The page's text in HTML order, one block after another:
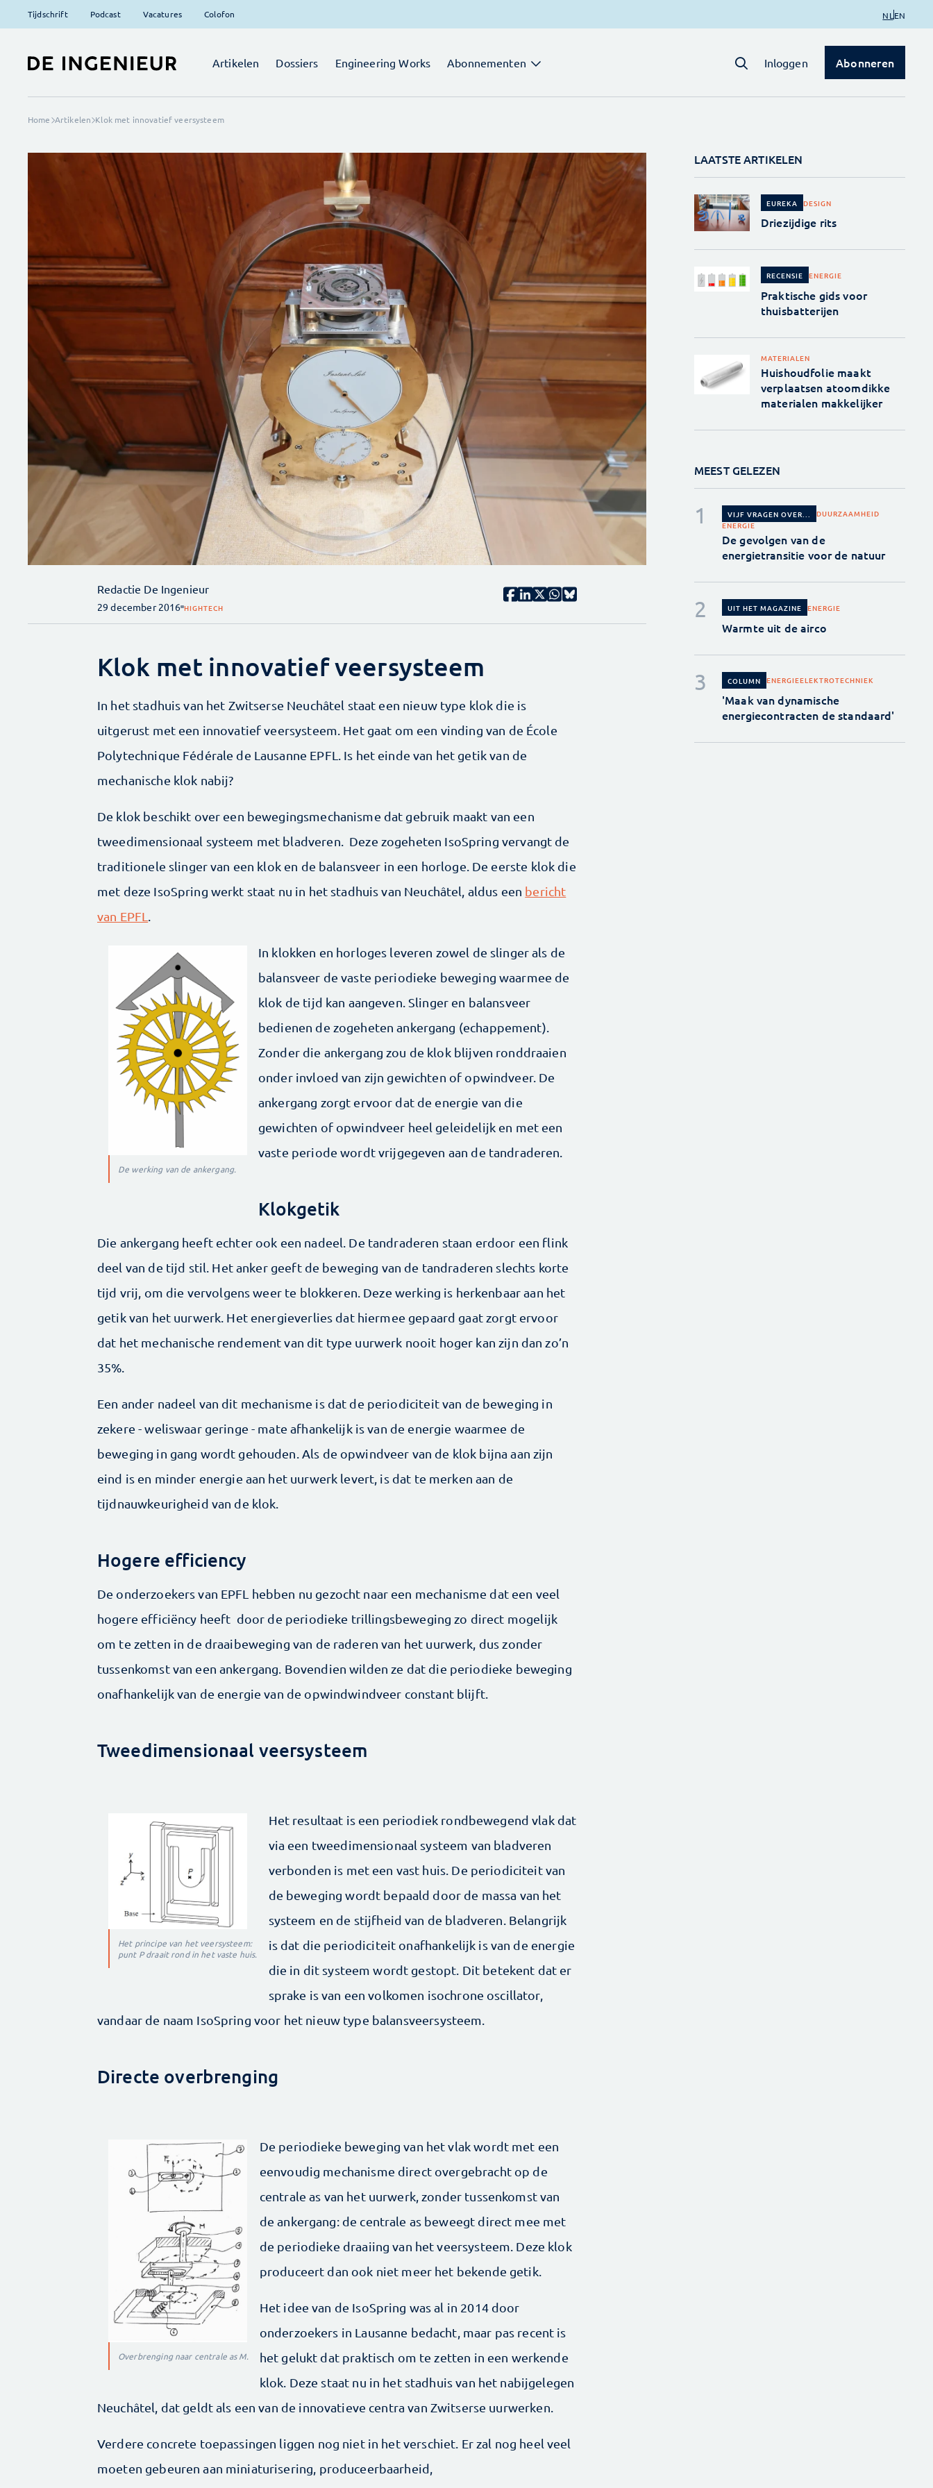
Tijdschrift Podcast Vacatures Colofon NL EN
Artikelen Dossiers Engineering Works Abonnementen Inloggen Abonneren
Home Artikelen Klok met innovatief veersysteem
Redactie De Ingenieur
29 december 2016 HIGHTECH
Klok met innovatief veersysteem
In het stadhuis van het Zwitserse Neuchâtel staat een nieuw type klok die is
uitgerust met een innovatief veersysteem. Het gaat om een vinding van de École
Polytechnique Fédérale de Lausanne EPFL. Is het einde van het getik van de
mechanische klok nabij?
De klok beschikt over een bewegingsmechanisme dat gebruik maakt van een
tweedimensionaal systeem met bladveren. Deze zogeheten IsoSpring vervangt de
traditionele slinger van een klok en de balansveer in een horloge. De eerste klok die
met deze IsoSpring werkt staat nu in het stadhuis van Neuchâtel, aldus een bericht
van EPFL
De werking van de ankergang.
In klokken en horloges leveren zowel de slinger als de
balansveer de vaste periodieke beweging waarmee de
klok de tijd kan aangeven. Slinger en balansveer
bedienen de zogeheten ankergang (echappement).
Zonder die ankergang zou de klok blijven ronddraaien
onder invloed van zijn gewichten of opwindveer. De
ankergang zorgt ervoor dat de energie van die
gewichten of opwindveer heel geleidelijk en met een
vaste periode wordt vrijgegeven aan de tandraderen.
Klokgetik
Die ankergang heeft echter ook een nadeel. De tandraderen staan erdoor een flink
deel van de tijd stil. Het anker geeft de beweging van de tandraderen slechts korte
tijd vrij, om die vervolgens weer te blokkeren. Deze werking is herkenbaar aan het
getik van het uurwerk. Het energieverlies dat hiermee gepaard gaat zorgt ervoor
dat het mechanische rendement van dit type uurwerk nooit hoger kan zijn dan zo’n
35%.
Een ander nadeel van dit mechanisme is dat de periodiciteit van de beweging in
zekere - weliswaar geringe - mate afhankelijk is van de energie waarmee de
beweging in gang wordt gehouden. Als de opwindveer van de klok bijna aan zijn
eind is en minder energie aan het uurwerk levert, is dat te merken aan de
tijdnauwkeurigheid van de klok.
Hogere efficiency
De onderzoekers van EPFL hebben nu gezocht naar een mechanisme dat een veel
hogere efficiëncy heeft door de periodieke trillingsbeweging zo direct mogelijk
om te zetten in de draaibeweging van de raderen van het uurwerk, dus zonder
tussenkomst van een ankergang. Bovendien wilden ze dat die periodieke beweging
onafhankelijk van de energie van de opwindwindveer constant blijft.
Tweedimensionaal veersysteem
Het principe van het veersysteem:
punt P draait rond in het vaste huis.
Het resultaat is een periodiek rondbewegend vlak dat
via een tweedimensionaal systeem van bladveren
verbonden is met een vast huis. De periodiciteit van
de beweging wordt bepaald door de massa van het
systeem en de stijfheid van de bladveren. Belangrijk
is dat die periodiciteit onafhankelijk is van de energie
die in dit systeem wordt gestopt. Dit betekent dat er
sprake is van een volkomen isochrone oscillator,
vandaar de naam IsoSpring voor het nieuw type balansveersysteem.
Directe overbrenging
Overbrenging naar centrale as M.
De periodieke beweging van het vlak wordt met een
eenvoudig mechanisme direct overgebracht op de
centrale as van het uurwerk, zonder tussenkomst van
de ankergang: de centrale as beweegt direct mee met
de periodieke draaiing van het veersysteem. Deze klok
produceert dan ook niet meer het bekende getik.
Het idee van de IsoSpring was al in 2014 door
onderzoekers in Lausanne bedacht, maar pas recent is
het gelukt dat praktisch om te zetten in een werkende
klok. Deze staat nu in het stadhuis van het nabijgelegen
Neuchâtel, dat geldt als een van de innovatieve centra van Zwitserse uurwerken.
Verdere concrete toepassingen liggen nog niet in het verschiet. Er zal nog heel veel
moeten gebeuren aan miniaturisering, produceerbaarheid,
LAATSTE ARTIKELEN
EUREKA DESIGN
Driezijdige rits
RECENSIE ENERGIE
Praktische gids voor
thuisbatterijen
MATERIALEN
Huishoudfolie maakt
verplaatsen atoomdikke
materialen makkelijker
MEEST GELEZEN
VIJF VRAGEN OVER...
DUURZAAMHEID
ENERGIE
De gevolgen van de
energietransitie voor de natuur
UIT HET MAGAZINE ENERGIE
Warmte uit de airco
COLUMN ENERGIEELEKTROTECHNIEK
'Maak van dynamische
energiecontracten de standaard'